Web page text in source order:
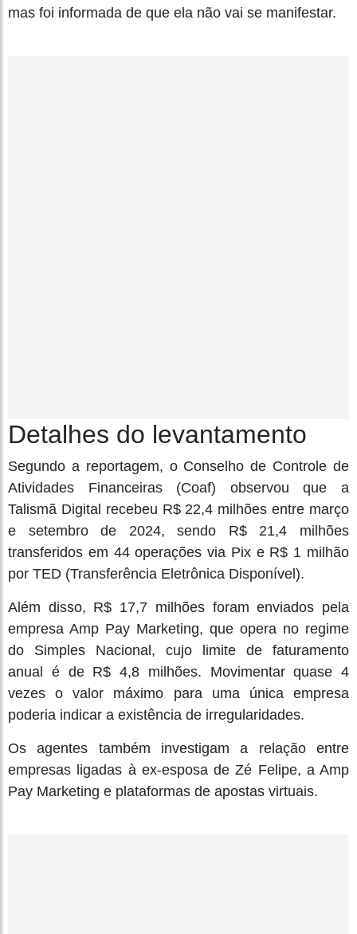
mas foi informada de que ela não vai se manifestar.
Detalhes do levantamento
Segundo a reportagem, o Conselho de Controle de
Atividades Financeiras (Coaf) observou que a
Talismã Digital recebeu R$ 22,4 milhões entre março
e setembro de 2024, sendo R$ 21,4 milhões
transferidos em 44 operações via Pix e R$ 1 milhão
por TED (Transferência Eletrônica Disponível).
Além disso, R$ 17,7 milhões foram enviados pela
empresa Amp Pay Marketing, que opera no regime
do Simples Nacional, cujo limite de faturamento
anual é de R$ 4,8 milhões. Movimentar quase 4
vezes o valor máximo para uma única empresa
poderia indicar a existência de irregularidades.
Os agentes também investigam a relação entre
empresas ligadas à ex-esposa de Zé Felipe, a Amp
Pay Marketing e plataformas de apostas virtuais.